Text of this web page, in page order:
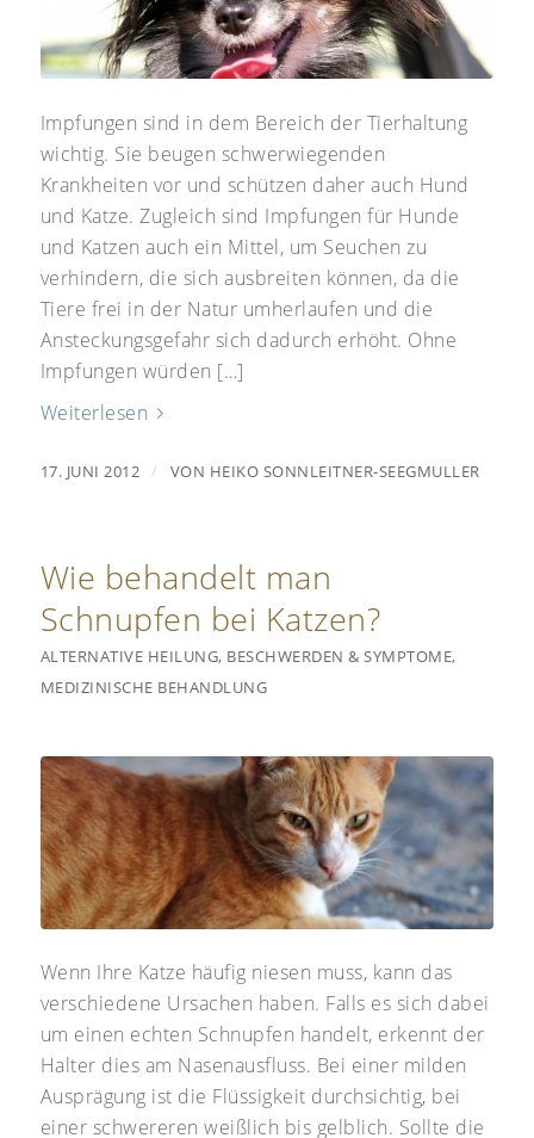
Impfungen sind in dem Bereich der Tierhaltung
wichtig. Sie beugen schwerwiegenden
Krankheiten vor und schützen daher auch Hund
und Katze. Zugleich sind Impfungen für Hunde
und Katzen auch ein Mittel, um Seuchen zu
verhindern, die sich ausbreiten können, da die
Tiere frei in der Natur umherlaufen und die
Ansteckungsgefahr sich dadurch erhöht. Ohne
Impfungen würden […]
Weiterlesen
17. JUNI 2012 / VON HEIKO SONNLEITNER-SEEGMULLER
Wie behandelt man
Schnupfen bei Katzen?
ALTERNATIVE HEILUNG, BESCHWERDEN & SYMPTOME,
MEDIZINISCHE BEHANDLUNG
Wenn Ihre Katze häufig niesen muss, kann das
verschiedene Ursachen haben. Falls es sich dabei
um einen echten Schnupfen handelt, erkennt der
Halter dies am Nasenausfluss. Bei einer milden
Ausprägung ist die Flüssigkeit durchsichtig, bei
einer schwereren weißlich bis gelblich. Sollte die